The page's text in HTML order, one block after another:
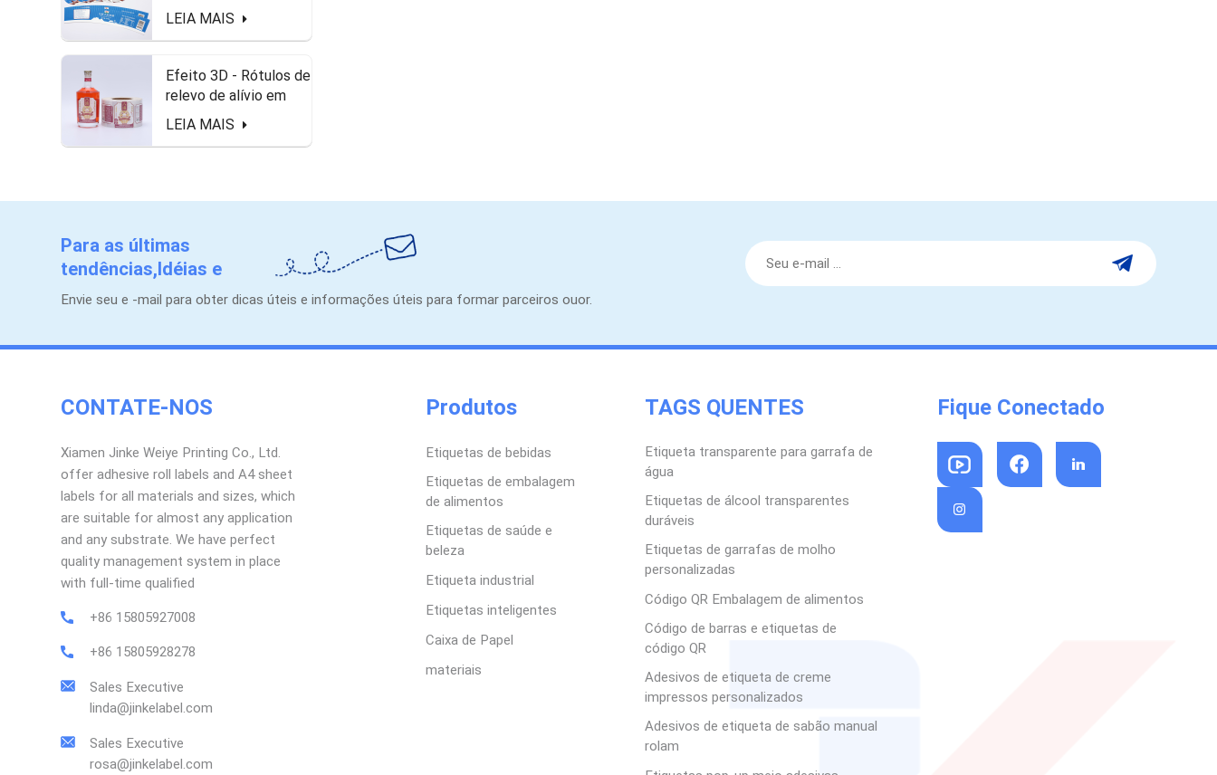
queijo freezer à prova
d'água e rótulos
LEIA MAIS
Efeito 3D - Rótulos de
relevo de alívio em
forma de roll para
garrafa de licor
LEIA MAIS
Para as últimas
tendências,Idéias e
promoções.
Envie seu e -mail para obter dicas úteis e informações úteis para formar parceiros ouor.
CONTATE-NOS
Xiamen Jinke Weiye Printing Co., Ltd.
offer adhesive roll labels and A4 sheet
labels for all materials and sizes, which
are suitable for almost any application
and any substrate. We have perfect
quality management system in place
with full-time qualified
+86 15805927008
+86 15805928278
Sales Executive
linda@jinkelabel.com
Sales Executive
rosa@jinkelabel.com
Produtos
Etiquetas de bebidas
Etiquetas de embalagem
de alimentos
Etiquetas de saúde e
beleza
Etiqueta industrial
Etiquetas inteligentes
Caixa de Papel
materiais
TAGS QUENTES
Etiqueta transparente para garrafa de
água
Etiquetas de álcool transparentes
duráveis
Etiquetas de garrafas de molho
personalizadas
Código QR Embalagem de alimentos
Código de barras e etiquetas de
código QR
Adesivos de etiqueta de creme
impressos personalizados
Adesivos de etiqueta de sabão manual
rolam
Fique Conectado